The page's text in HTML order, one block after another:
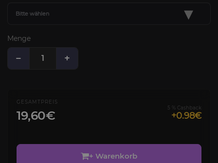
Bitte wählen ▾
Menge
− +
GESAMTPREIS
19,60€
5 % Cashback
+0.98€
+ Warenkorb